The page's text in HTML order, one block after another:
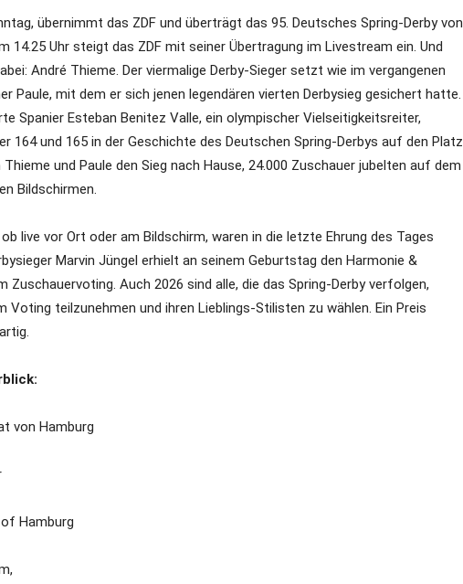
übernimmt das ZDF und überträgt das 95. Deutsches Spring-Derby von
14.25 Uhr steigt das ZDF mit seiner Übertragung im Livestream ein. Und
André Thieme. Der viermalige Derby-Sieger setzt wie im vergangenen
Paule, mit dem er sich jenen legendären vierten Derbysieg gesichert hatte.
Spanier Esteban Benitez Valle, ein olympischer Vielseitigkeitsreiter,
164 und 165 in der Geschichte des Deutschen Spring-Derbys auf den Platz
und Paule den Sieg nach Hause, 24.000 Zuschauer jubelten auf dem
Bildschirmen.
live vor Ort oder am Bildschirm, waren in die letzte Ehrung des Tages
Marvin Jüngel erhielt an seinem Geburtstag den Harmonie &
Zuschauervoting. Auch 2026 sind alle, die das Spring-Derby verfolgen,
Voting teilzunehmen und ihren Lieblings-Stilisten zu wählen. Ein Preis
von Hamburg
of Hamburg